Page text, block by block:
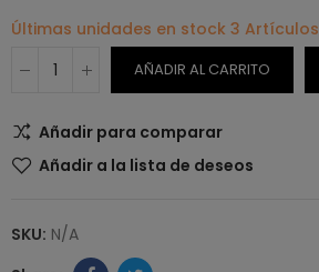
Últimas unidades en stock 3 Artículos
AÑADIR AL CARRITO
Añadir para comparar
Añadir a la lista de deseos
SKU: N/A